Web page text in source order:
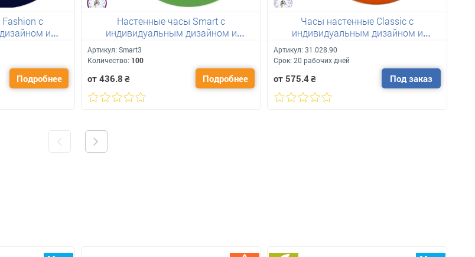
с
и
Подробнее
Настенные часы Smart с
индивидуальным дизайном и
Артикул: Smart3
Количество: 100
от 436.8 ₴ Подробнее
Часы настенные Classic с
индивидуальным дизайном и
логотипом
Артикул: 31.028.90
Срок: 20 рабочих дней
от 575.4₴ Под заказ